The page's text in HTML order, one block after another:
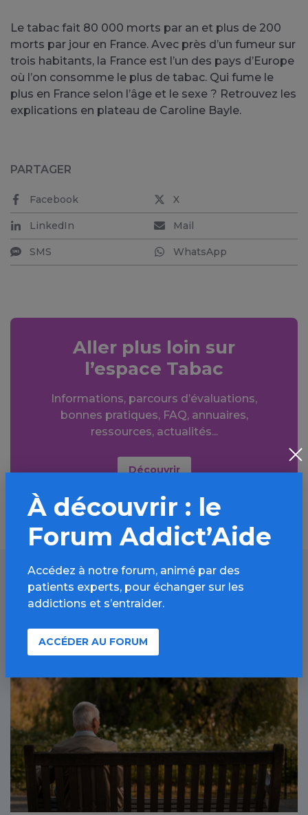
Le tabac fait 80 000 morts par an et plus de 200
morts par jour en France. Avec près d’un fumeur sur
trois habitants, la France est l’un des pays d’Europe
où l’on consomme le plus de tabac. Qui fume le
plus en France selon l’âge et le sexe ? Retrouvez les
explications en plateau de Caroline Bayle.
PARTAGER
Facebook X
LinkedIn Mail
SMS WhatsApp
Aller plus loin sur
l’espace Tabac
Informations, parcours d’évaluations,
bonnes pratiques, FAQ, annuaires,
ressources, actualités...
Découvrir
À lire aussi
À découvrir : le
Forum Addict’Aide
Accédez à notre forum, animé par des
patients experts, pour échanger sur les
addictions et s’entraider.
ACCÉDER AU FORUM